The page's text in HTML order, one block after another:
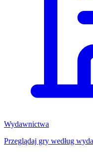
Wydawnictwa
Przeglądaj gry według